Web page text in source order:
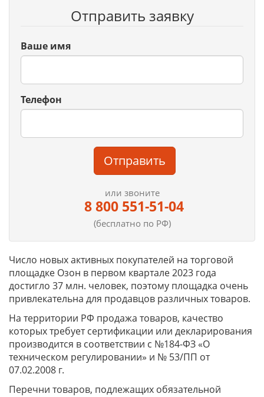
Отправить заявку
Ваше имя
Телефон
Отправить
или звоните
8 800 551-51-04
(бесплатно по РФ)
Число новых активных покупателей на торговой
площадке Озон в первом квартале 2023 года
достигло 37 млн. человек, поэтому площадка очень
привлекательна для продавцов различных товаров.
На территории РФ продажа товаров, качество
которых требует сертификации или декларирования
производится в соответствии с №184-ФЗ «О
техническом регулировании» и № 53/ПП от
07.02.2008 г.
Перечни товаров, подлежащих обязательной